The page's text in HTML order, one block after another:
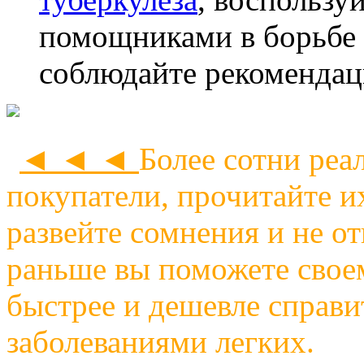
помощниками в борьбе
соблюдайте
◄ ◄ ◄ Более сотни
покупатели, прочитайте
развейте сомнения и не
раньше вы поможете
быстрее и дешевле
заболеваниями легких.